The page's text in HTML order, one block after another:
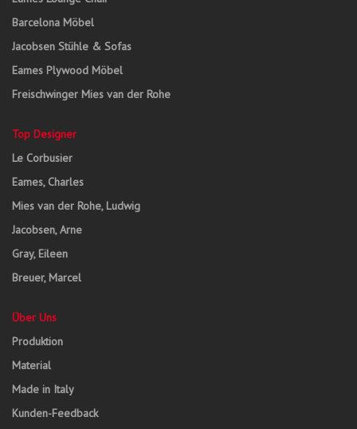
Barcelona Möbel
Jacobsen Stühle & Sofas
Eames Plywood Möbel
Freischwinger Mies van der Rohe
Top Designer
Le Corbusier
Eames, Charles
Mies van der Rohe, Ludwig
Jacobsen, Arne
Gray, Eileen
Breuer, Marcel
Über Uns
Produktion
Material
Made in Italy
Kunden-Feedback